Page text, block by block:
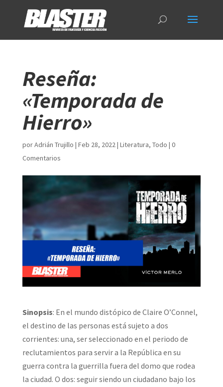
Reseña:
«Temporada de
Hierro»
porAdrián Trujillo | Feb 28, 2022| Literatura, Todo | 0
Comentarios
Sinopsis: En el mundo distópico de Claire O’Connel,
el destino de las personas está sujeto a dos
corrientes: una, ser seleccionado en el periodo de
reclutamientos para servir a la República en su
guerra contra la guerrilla fuera del domo que rodea
la ciudad. O dos: seguir siendo un ciudadano bajo los